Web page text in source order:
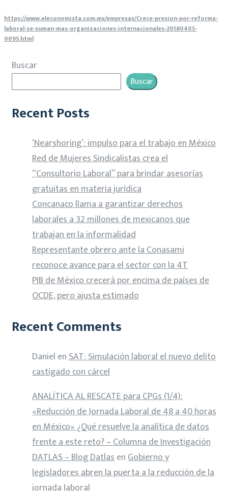
https://www.eleconomista.com.mx/empresas/Crece-presion-por-reforma-
laboral-se-suman-mas-organizaciones-internacionales-20180405-
0095.html
Buscar
Buscar
Recent Posts
‘Nearshoring’: impulso para el trabajo en México
Red de Mujeres Sindicalistas crea el
“Consultorio Laboral” para brindar asesorías
gratuitas en materia jurídica
Concanaco llama a garantizar derechos
laborales a 32 millones de mexicanos que
trabajan en la informalidad
Representante obrero ante la Conasami
reconoce avance para el sector con la 4T
PIB de México crecerá por encima de países de
OCDE, pero ajusta estimado
Recent Comments
Daniel enSAT: Simulación laboral el nuevo delito
castigado con cárcel
ANALÍTICA AL RESCATE para CPGs (1/4):
«Reducción de Jornada Laboral de 48 a 40 horas
en México» ¿Qué resuelve la analítica de datos
frente a este reto? – Columna de Investigación
DATLAS – Blog DatlasenGobierno y
legisladores abren la puerta a la reducción de la